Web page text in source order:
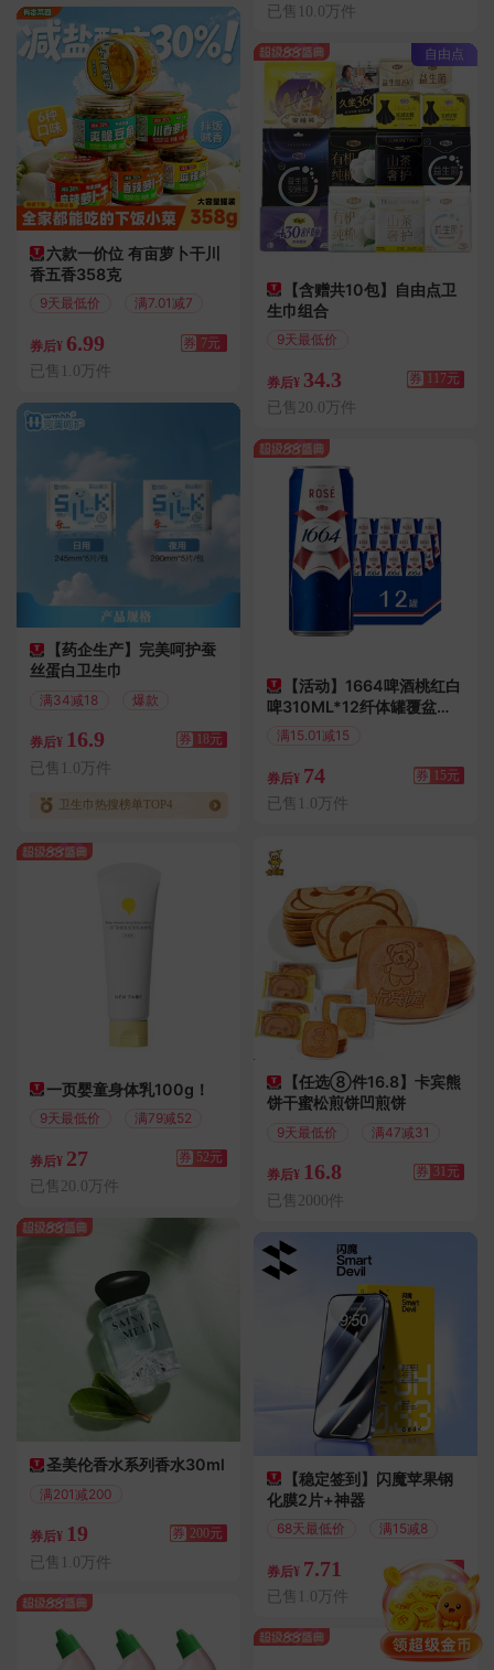
六款一价位 有亩萝卜干川
香五香358克
9天最低价 满7.01减7
券后¥ 6.99 券 7元
已售1.0万件
【药企生产】完美呵护蚕
丝蛋白卫生巾
满34减18 爆款
券后¥ 16.9 券 18元
已售1.0万件
卫生巾热搜榜单TOP4
一页婴童身体乳100g！
9天最低价 满79减52
券后¥ 27 券 52元
已售20.0万件
圣美伦香水系列香水30ml
满201减200
券后¥ 19 券 200元
已售1.0万件
已售10.0万件
自由点
【含赠共10包】自由点卫
生巾组合
9天最低价
券后¥ 34.3 券 117元
已售20.0万件
【活动】1664啤酒桃红白
啤310ML*12纤体罐覆盆子
柑橘风味精酿
满15.01减15
券后¥ 74 券 15元
已售1.0万件
【任选⑧件16.8】卡宾熊
饼干蜜松煎饼凹煎饼
9天最低价 满47减31
券后¥ 16.8 券 31元
已售2000件
【稳定签到】闪魔苹果钢
化膜2片+神器
68天最低价 满15减8
券后¥ 7.71 券 8元
已售1.0万件